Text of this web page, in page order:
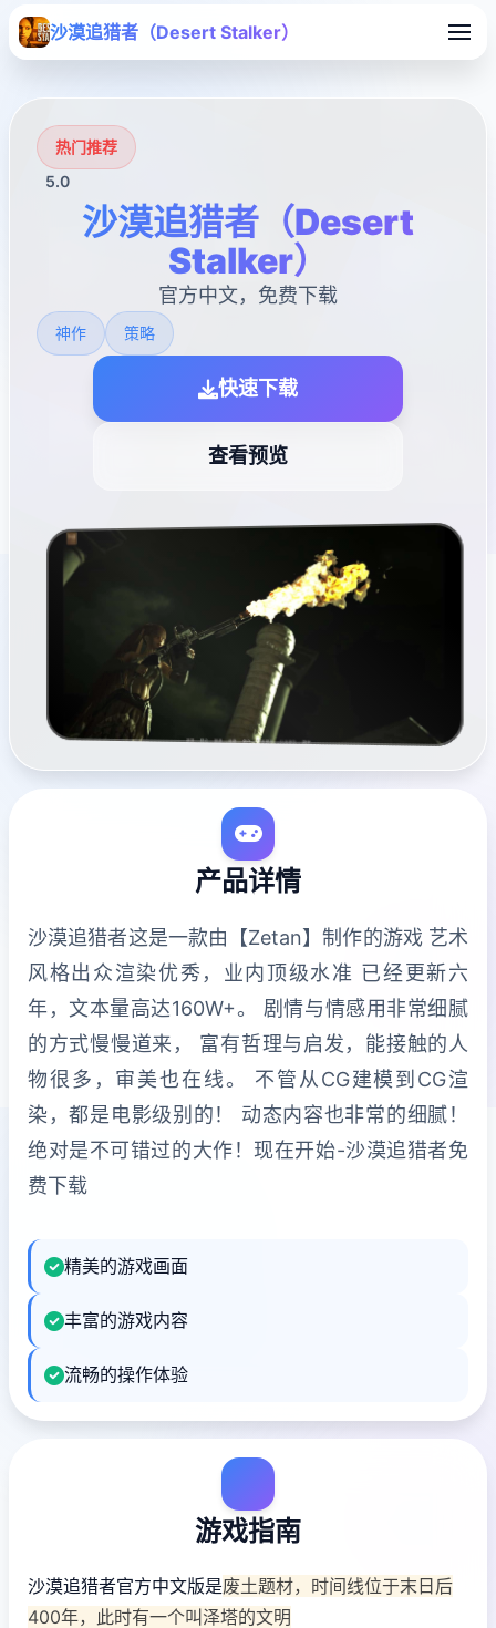
沙漠追猎者（Desert Stalker）
热门推荐
5.0
沙漠追猎者（Desert
Stalker）
官方中文，免费下载
神作 策略
快速下载
查看预览
产品详情
沙漠追猎者这是一款由【Zetan】制作的游戏 艺术
风格出众渲染优秀，业内顶级水准 已经更新六
年，文本量高达160W+。 剧情与情感用非常细腻
的方式慢慢道来， 富有哲理与启发，能接触的人
物很多，审美也在线。 不管从CG建模到CG渲
染，都是电影级别的！ 动态内容也非常的细腻！
绝对是不可错过的大作！现在开始-沙漠追猎者免
费下载
精美的游戏画面
丰富的游戏内容
流畅的操作体验
游戏指南
沙漠追猎者官方中文版是废土题材，时间线位于末日后
400年，此时有一个叫泽塔的文明